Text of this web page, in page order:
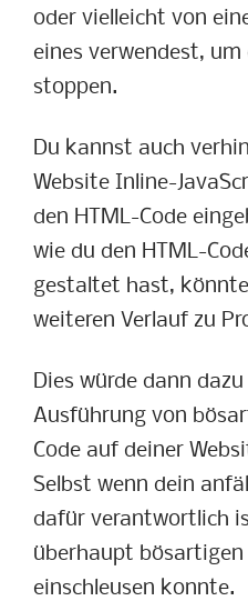
oder vielleicht von
eines verwendest,
stoppen.
Du kannst auch
Website Inline-
den HTML-Code
wie du den HTML-
gestaltet hast,
weiteren Verlauf zu
Dies würde dann
Ausführung von
Code auf deiner
Selbst wenn dein
dafür verantwortlich
überhaupt bösartigen
einschleusen konnte.